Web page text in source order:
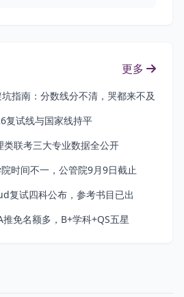
更多
指南：分数线分不清，哭都来不及
复试线与国家线持平
联考三大专业数据全公开
时间不一，公管院9月9日截止
复试四科公布，参考书目已出
免名额多，B+学科+QS五星